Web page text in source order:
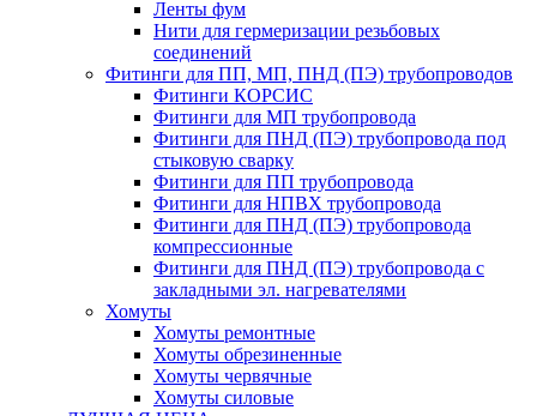
Ленты фум
Нити для гермеризации резьбовых
соединений
Фитинги для ПП, МП, ПНД (ПЭ) трубопроводов
Фитинги КОРСИС
Фитинги для МП трубопровода
Фитинги для ПНД (ПЭ) трубопровода под
стыковую сварку
Фитинги для ПП трубопровода
Фитинги для НПВХ трубопровода
Фитинги для ПНД (ПЭ) трубопровода
компрессионные
Фитинги для ПНД (ПЭ) трубопровода с
закладными эл. нагревателями
Хомуты
Хомуты ремонтные
Хомуты обрезиненные
Хомуты червячные
Хомуты силовые